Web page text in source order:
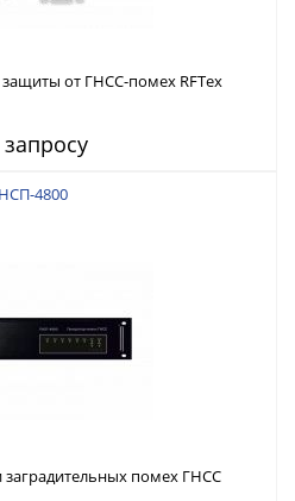
от ГНСС-помех RFТех
4800
помех ГНСС